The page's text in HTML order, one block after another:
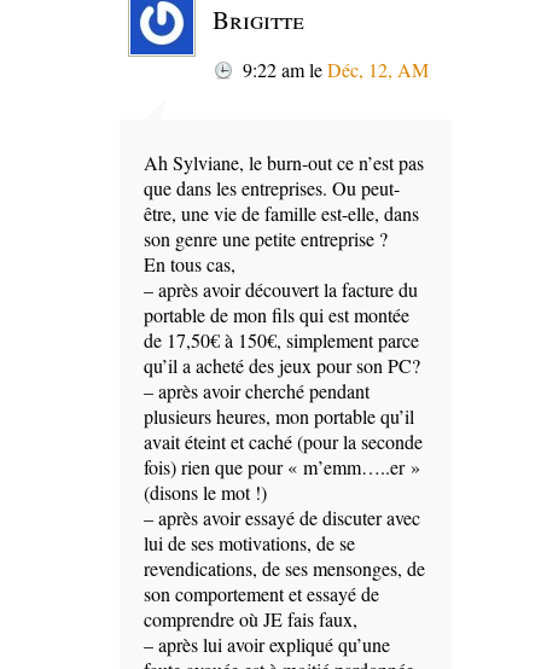
Brigitte
9:22 amleDéc, 12, AM
Ah Sylviane, le burn-out ce n’est pas
que dans les entreprises. Ou peut-
être, une vie de famille est-elle, dans
son genre une petite entreprise ?
En tous cas,
– après avoir découvert la facture du
portable de mon fils qui est montée
de 17,50€ à 150€, simplement parce
qu’il a acheté des jeux pour son PC?
– après avoir cherché pendant
plusieurs heures, mon portable qu’il
avait éteint et caché (pour la seconde
fois) rien que pour « m’emm…..er »
(disons le mot !)
– après avoir essayé de discuter avec
lui de ses motivations, de se
revendications, de ses mensonges, de
son comportement et essayé de
comprendre où JE fais faux,
– après lui avoir expliqué qu’une